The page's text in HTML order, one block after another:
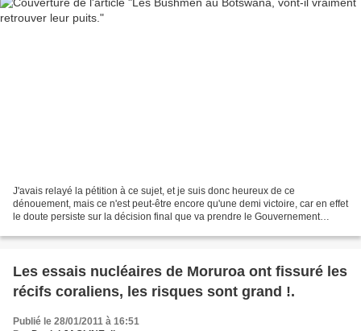
J'avais relayé la pétition à ce sujet, et je suis donc heureux de ce
dénouement, mais ce n'est peut-être encore qu'une demi victoire, car en effet
le doute persiste sur la décision final que va prendre le Gouvernement
Les essais nucléaires de Moruroa ont fissuré les
récifs coraliens, les risques sont grand !.
Publié le 28/01/2011 à 16:51